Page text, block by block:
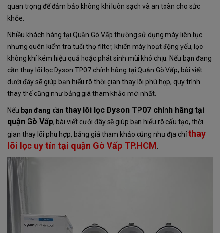
quan trọng để đảm bảo không khí luôn sạch và an toàn cho sức
khỏe.
Nhiều khách hàng tại Quận Gò Vấp thường sử dụng máy liên tục
nhưng quên kiểm tra tuổi thọ filter, khiến máy hoạt động yếu, lọc
không khí kém hiệu quả hoặc phát sinh mùi khó chịu. Nếu bạn đang
cần thay lõi lọc Dyson TP07 chính hãng tại Quận Gò Vấp, bài viết
dưới đây sẽ giúp bạn hiểu rõ thời gian thay lõi phù hợp, quy trình
thay thế cũng như bảng giá tham khảo mới nhất.
Nếu bạn đang cần thay lõi lọc Dyson TP07 chính hãng tại
quận Gò Vấp, bài viết dưới đây sẽ giúp bạn hiểu rõ cấu tạo, thời
gian thay lõi phù hợp, bảng giá tham khảo cũng như địa chỉthay
lõi lọc uy tín tại quận Gò Vấp TP.HCM.